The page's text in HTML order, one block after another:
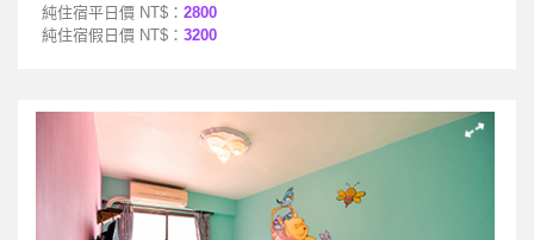
純住宿平日價 NT$： 2800
純住宿假日價 NT$： 3200